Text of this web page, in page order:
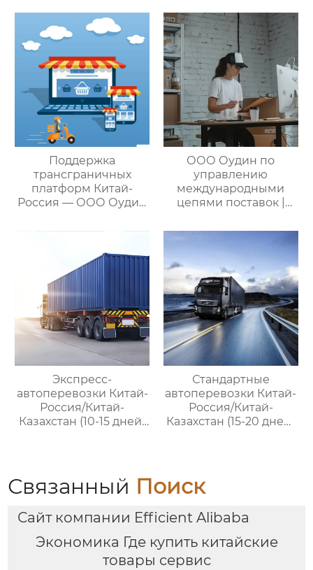
международными
цепями поставок
международными
цепями поставок
Поддержка
трансграничных
платформ Китай-
Россия — ООО Оудин
международными
ООО Оудин по
управлению
международными
цепями поставок |
услуги
закупок Китай-Россия:
комплексное
решение ваших
трансграничных задач
Экспресс-
автоперевозки Китай-
Россия/Китай-
Казахстан (10-15 дней)
цепями поставок
Стандартные
автоперевозки Китай-
Россия/Китай-
Казахстан (15-20 дней)
Связанный Поиск
Сайт компании Efficient Alibaba
Экономика Где купить китайские
товары сервис